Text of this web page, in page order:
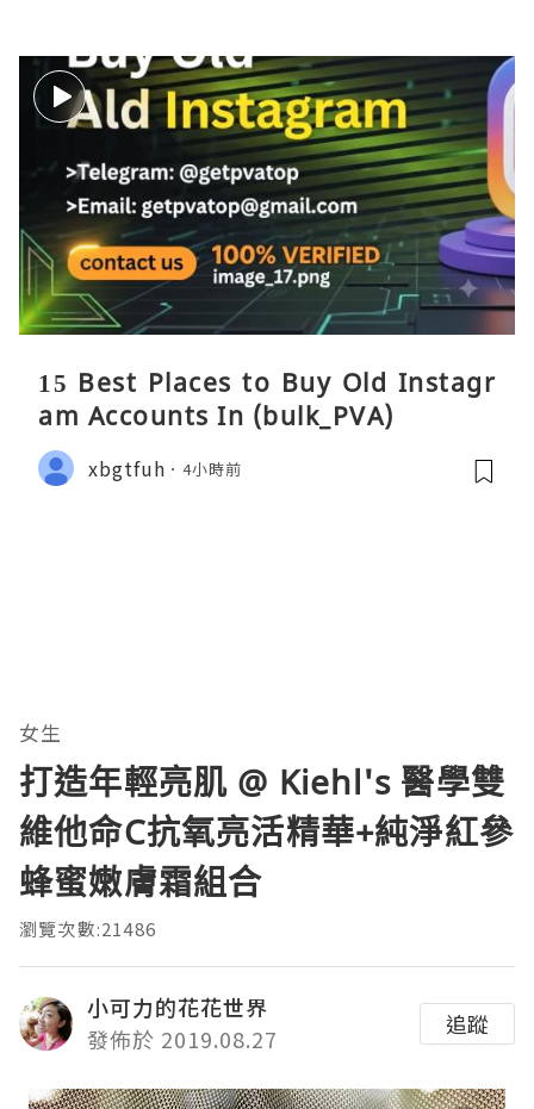
15 Best Places to Buy Old Instagr
am Accounts In (bulk_PVA)
xbgtfuh 4小時前
女生
打造年輕亮肌 @ Kiehl's 醫學雙
維他命C抗氧亮活精華+純淨紅參
蜂蜜嫩膚霜組合
瀏覽次數:21486
小可力的花花世界
發佈於 2019.08.27
追蹤